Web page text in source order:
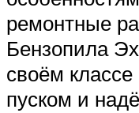
ремонтные
Бензопила
своём
пуском и